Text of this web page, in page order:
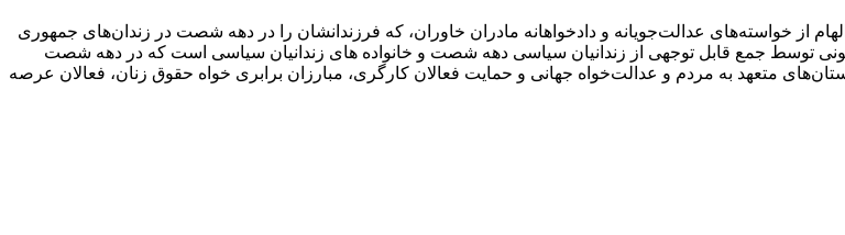
از خواسته‌های عدالت‌جویانه و دادخواهانه مادران خاوران، که فرزندانشان را در دهه شصت در زندان‌های جمهوری
توسط جمع قابل توجهی از زندانیان سیاسی دهه شصت و خانواده های زندانیان سیاسی است که در دهه شصت
متعهد به مردم و عدالت‌خواه جهانی و حمایت فعالان کارگری، مبارزان برابری خواه حقوق زنان، فعالان عرصه